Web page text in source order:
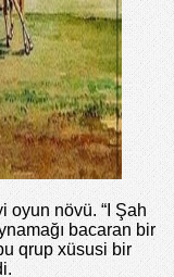
oyun növü. “I Şah
bacaran bir
qrup xüsusi bir